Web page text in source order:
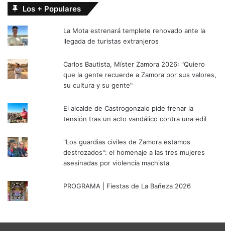
Los + Populares
La Mota estrenará templete renovado ante la
llegada de turistas extranjeros
Carlos Bautista, Míster Zamora 2026: "Quiero
que la gente recuerde a Zamora por sus valores,
su cultura y su gente"
El alcalde de Castrogonzalo pide frenar la
tensión tras un acto vandálico contra una edil
"Los guardias civiles de Zamora estamos
destrozados": el homenaje a las tres mujeres
asesinadas por violencia machista
PROGRAMA | Fiestas de La Bañeza 2026